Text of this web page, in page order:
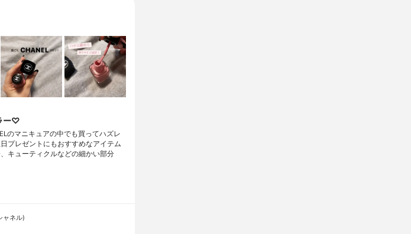
ー♡
のマニキュアの中でも買ってハズレ
プレゼントにもおすすめなアイテム
キューティクルなどの細かい部分
ャネル)